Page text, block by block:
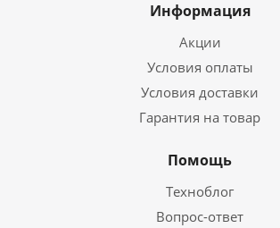
Информация
Акции
Условия оплаты
Условия доставки
Гарантия на товар
Помощь
Техноблог
Вопрос-ответ